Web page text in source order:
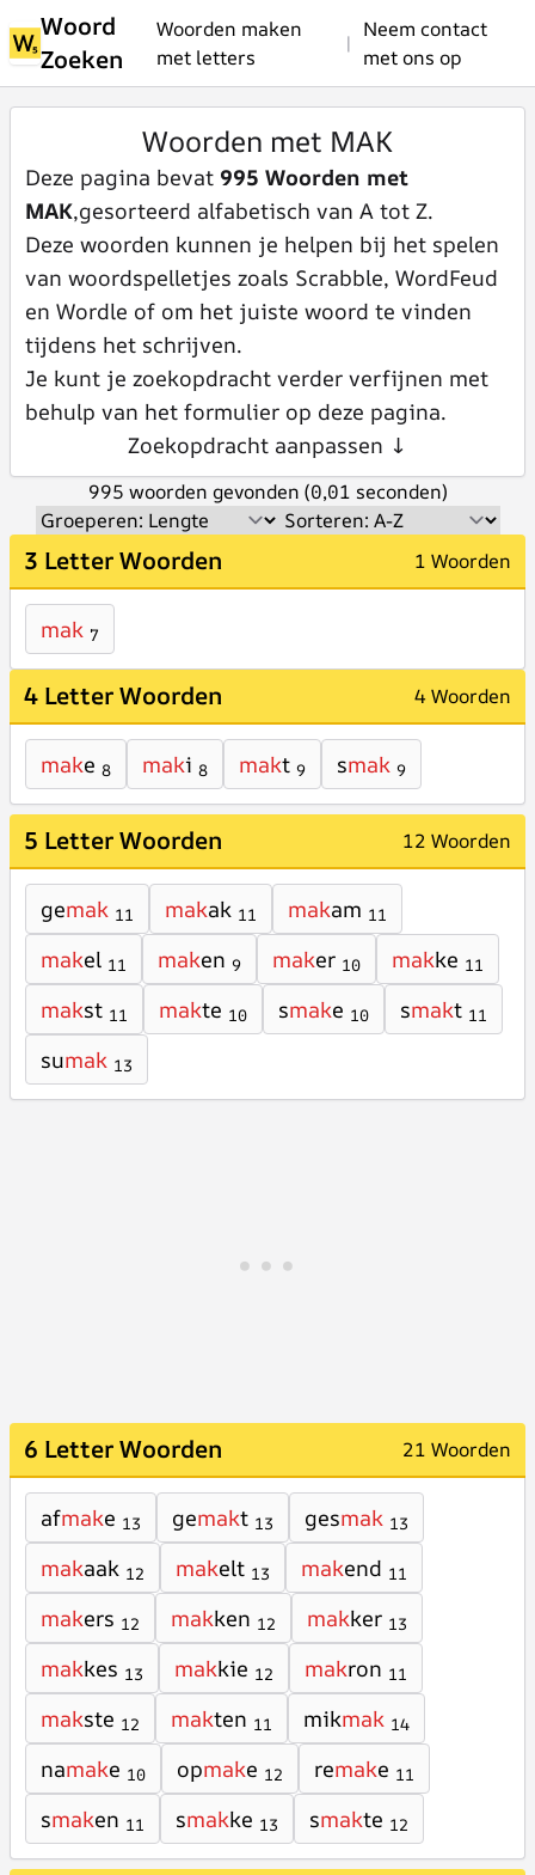
Woord
Zoeken
Woorden maken
met letters
|
Neem contact
met ons op
Woorden met MAK
Deze pagina bevat 995 Woorden met
MAK,gesorteerd alfabetisch van A tot Z.
Deze woorden kunnen je helpen bij het spelen
van woordspelletjes zoals Scrabble, WordFeud
en Wordle of om het juiste woord te vinden
tijdens het schrijven.
Je kunt je zoekopdracht verder verfijnen met
behulp van het formulier op deze pagina.
Zoekopdracht aanpassen ↓
995 woorden gevonden (0,01 seconden)
3 Letter Woorden 1 Woorden
mak 7
4 Letter Woorden 4 Woorden
make 8 maki 8 makt 9 smak 9
5 Letter Woorden 12 Woorden
gemak 11 makak 11 makam 11
makel 11 maken 9 maker 10 makke 11
makst 11 makte 10 smake 10 smakt 11
sumak 13
6 Letter Woorden 21 Woorden
afmake 13 gemakt 13 gesmak 13
makaak 12 makelt 13 makend 11
makers 12 makken 12 makker 13
makkes 13 makkie 12 makron 11
makste 12 makten 11 mikmak 14
namake 10 opmake 12 remake 11
smaken 11 smakke 13 smakte 12